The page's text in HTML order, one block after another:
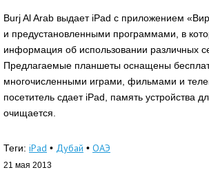
Burj Al Arab выдает iPad с приложением
и предустановленными программами, в
информация об использовании различных
Предлагаемые планшеты оснащены
многочисленными играми, фильмами и
посетитель сдает iPad, память устройства
очищается.
Теги: iPad • Дубай • ОАЭ
21 мая 2013